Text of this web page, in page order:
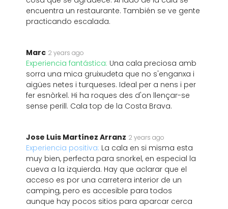
encuentra un restaurante. También se ve gente
practicando escalada.
Marc 2 years ago
Experiencia fantástica: Una cala preciosa amb
sorra una mica gruixudeta que no s'enganxa i
aigües netes i turqueses. Ideal per a nens i per
fer esnòrkel. Hi ha roques des d'on llençar-se
sense perill. Cala top de la Costa Brava.
Jose Luis Martínez Arranz 2 years ago
Experiencia positiva: La cala en si misma esta
muy bien, perfecta para snorkel, en especial la
cueva a la izquierda. Hay que aclarar que el
acceso es por una carretera interior de un
camping, pero es accesible para todos
aunque hay pocos sitios para aparcar cerca